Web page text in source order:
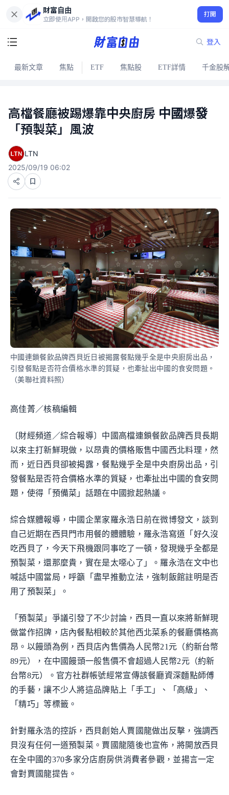
財富自由
立即使用APP，開啟您的股市智慧導航！
打開
登入
最新文章 焦點 ETF 焦點股 ETF詳情 千金股
高檔餐廳被踢爆靠中央廚房 中國爆發
「預製菜」風波
LTN
2025/09/19 06:02
中國連鎖餐飲品牌西貝近日被揭露餐點幾乎全是中央廚房出品，
引發餐點是否符合價格水準的質疑，也牽扯出中國的食安問題。
（美聯社資料照）
高佳菁／核稿編輯
〔財經頻道／綜合報導〕中國高檔連鎖餐飲品牌西貝長期
以來主打新鮮現做，以昂貴的價格販售中國西北料理，然
而，近日西貝卻被揭露，餐點幾乎全是中央廚房出品，引
發餐點是否符合價格水準的質疑，也牽扯出中國的食安問
題，使得「預備菜」話題在中國掀起熱議。
綜合媒體報導，中國企業家羅永浩日前在微博發文，談到
自己近期在西貝門市用餐的體體驗，羅永浩寫道「好久沒
吃西貝了，今天下飛機跟同事吃了一頓，發現幾乎全都是
預製菜，還那麼貴，實在是太噁心了」。羅永浩在文中也
喊話中國當局，呼籲「盡早推動立法，強制飯館註明是否
用了預製菜」。
「預製菜」爭議引發了不少討論，西貝一直以來將新鮮現
做當作招牌，店內餐點相較於其他西北菜系的餐廳價格高
昂。以饅頭為例，西貝店內售價為人民幣21元（約新台幣
89元），在中國饅頭一般售價不會超過人民幣2元（約新
台幣8元）。官方社群帳號經常宣傳該餐廳資深麵點師傅
的手藝，讓不少人將這品牌貼上「手工」、「高級」、
「精巧」等標籤。
針對羅永浩的控訴，西貝創始人賈國龍做出反擊，強調西
貝沒有任何一道預製菜。賈國龍隨後也宣佈，將開放西貝
在全中國的370多家分店廚房供消費者參觀，並揚言一定
會對賈國龍提告。